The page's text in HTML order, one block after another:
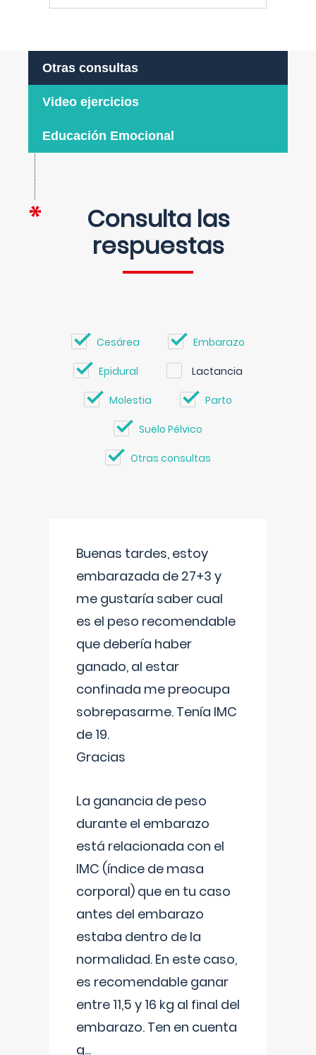
Otras consultas
Video ejercicios
Educación Emocional
Consulta las
respuestas
Cesárea Embarazo
Epidural Lactancia
Molestia Parto
Suelo Pélvico
Otras consultas
Buenas tardes, estoy
embarazada de 27+3 y
me gustaría saber cual
es el peso recomendable
que debería haber
ganado, al estar
confinada me preocupa
sobrepasarme. Tenía IMC
de 19.
Gracias
La ganancia de peso
durante el embarazo
está relacionada con el
IMC (índice de masa
corporal) que en tu caso
antes del embarazo
estaba dentro de la
normalidad. En este caso,
es recomendable ganar
entre 11,5 y 16 kg al final del
embarazo. Ten en cuenta
q...